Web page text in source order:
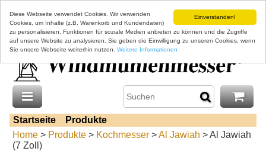
Einverstanden!
Diese Webseite verwendet Cookies. Wir verwenden
Cookies, um Inhalte (z.B. Warenkorb und Kundendaten)
zu personalisieren, Funktionen für soziale Medien anbieten zu können und die Zugriffe
auf unsere Website zu analysieren. Sie geben die Einwilligung zu unseren Cookies, wenn
Sie unsere Webseite weiterhin nutzen. Weitere Informationen
Startseite
Produkte
Home > Produkte > Kochmesser >Al Jawiah > Al Jawiah
(7 Zoll)